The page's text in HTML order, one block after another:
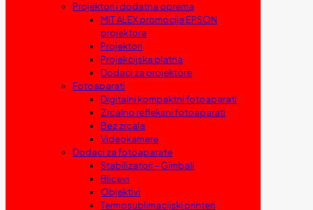
Projektori i dodatna oprema
MIT ALEX promocija EPSON
projektora
Projektori
Projekcijska platna
Dodaci za projektore
Fotoaparati
Digitalni kompaktni fotoaparati
Zrcalno refleksni fotoaparati
Bez zrcala
Videokamere
Dodaci za fotoaparate
Stabilizatori – Gimbali
Blicevi
Objektivi
Termosublimacijski printeri